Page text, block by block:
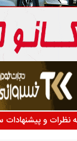
نظرات و پیشنهادات